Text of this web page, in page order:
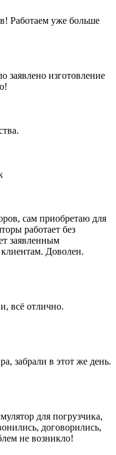
Работаем уже больше
заявлено изготовление
сам приобретаю для
работает без
заявленным
Доволен.
всё отлично.
забрали в этот же день.
для погрузчика,
договорились,
не возникло!